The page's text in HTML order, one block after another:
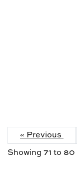
« Previous
Showing 71 to 80